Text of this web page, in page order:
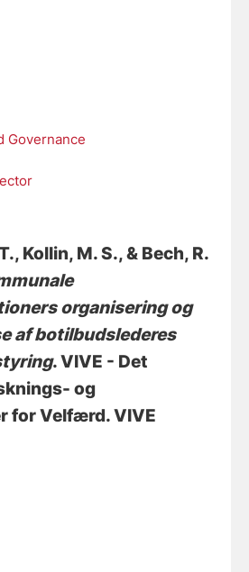
Governance
, Kollin, M. S., & Bech, R.
organisering og
af botilbudslederes
. VIVE - Det
og
for Velfærd. VIVE